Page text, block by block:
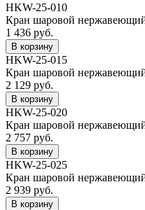
HKW-25-010
Кран шаровой
1 436 руб.
HKW-25-015
Кран шаровой
2 129 руб.
HKW-25-020
Кран шаровой
2 757 руб.
HKW-25-025
Кран шаровой
2 939 руб.